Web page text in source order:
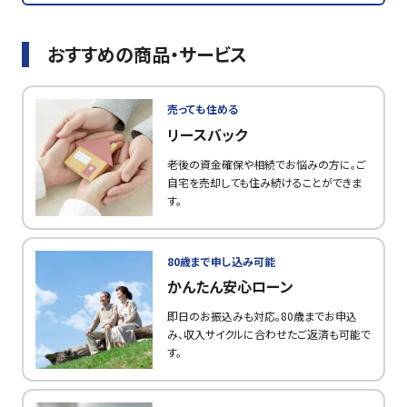
おすすめの商品・サービス
売っても住める
リースバック
老後の資金確保や相続でお悩みの方に。ご
自宅を売却しても住み続けることができま
す。
80歳まで申し込み可能
かんたん安心ローン
即日のお振込みも対応。80歳までお申込
み、収入サイクルに合わせたご返済も可能で
す。